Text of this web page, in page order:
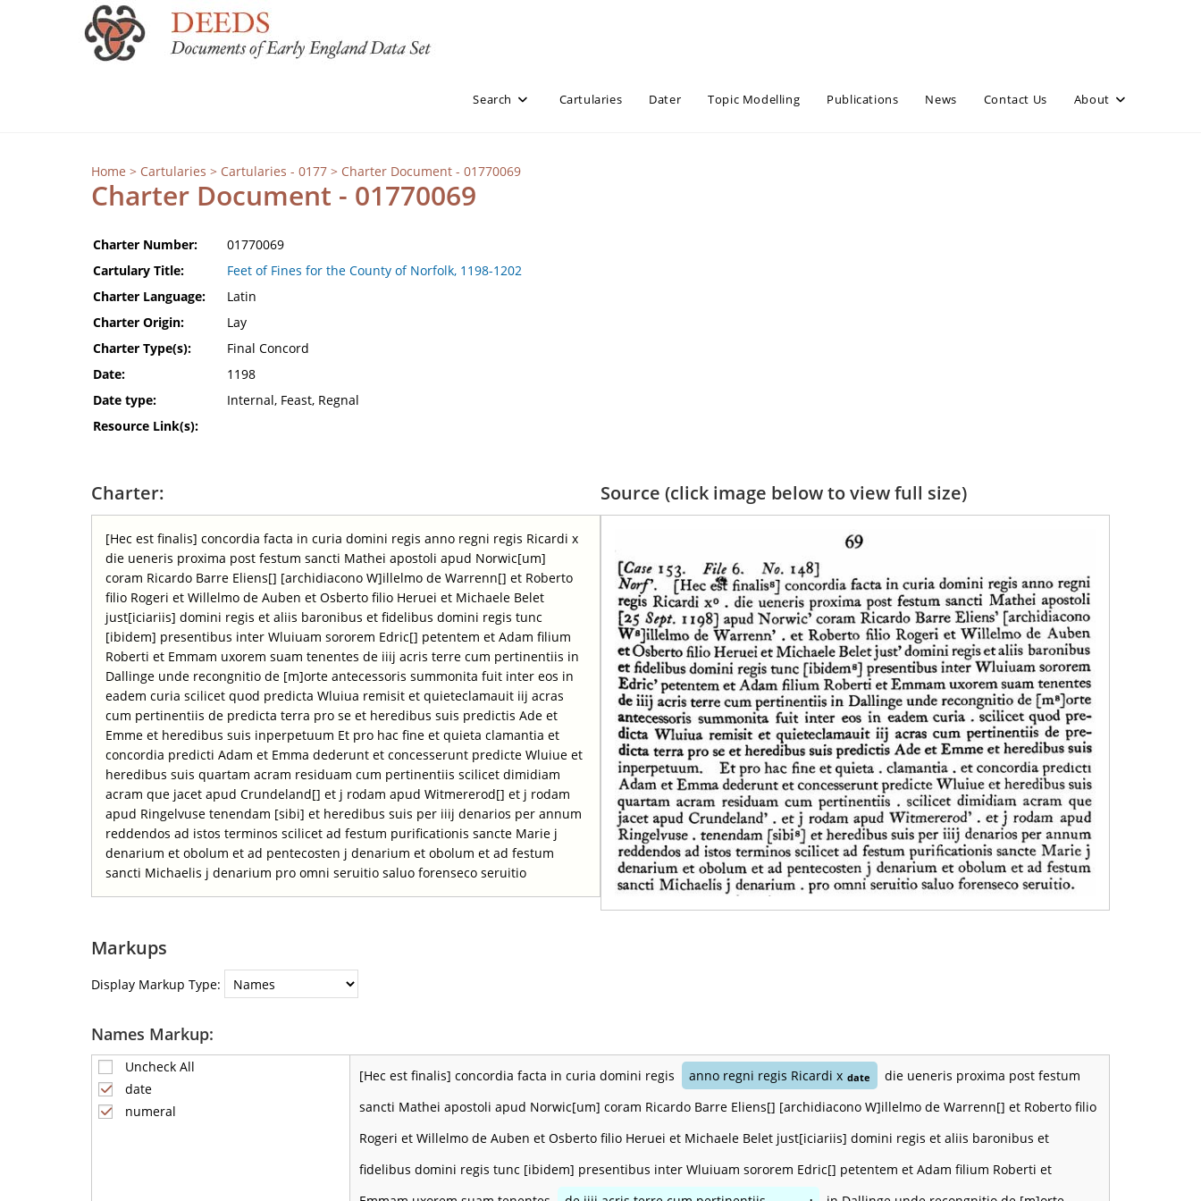
Search Cartularies Dater Topic Modelling Publications News Contact Us About
Home > Cartularies > Cartularies - 0177 > Charter Document - 01770069
Charter Document - 01770069
Charter Number:
01770069
Cartulary Title:
Feet of Fines for the County of Norfolk, 1198-1202
Charter Language:
Latin
Charter Origin:
Lay
Charter Type(s):
Final Concord
Date:
1198
Date type:
Internal, Feast, Regnal
Resource Link(s):
Charter:
[Hec est finalis] concordia facta in curia domini regis anno regni regis Ricardi x
die ueneris proxima post festum sancti Mathei apostoli apud Norwic[um]
coram Ricardo Barre Eliens[] [archidiacono W]illelmo de Warrenn[] et Roberto
filio Rogeri et Willelmo de Auben et Osberto filio Heruei et Michaele Belet
just[iciariis] domini regis et aliis baronibus et fidelibus domini regis tunc
[ibidem] presentibus inter Wluiuam sororem Edric[] petentem et Adam filium
Roberti et Emmam uxorem suam tenentes de iiij acris terre cum pertinentiis in
Dallinge unde recongnitio de [m]orte antecessoris summonita fuit inter eos in
eadem curia scilicet quod predicta Wluiua remisit et quieteclamauit iij acras
cum pertinentiis de predicta terra pro se et heredibus suis predictis Ade et
Emme et heredibus suis inperpetuum Et pro hac fine et quieta clamantia et
concordia predicti Adam et Emma dederunt et concesserunt predicte Wluiue et
heredibus suis quartam acram residuam cum pertinentiis scilicet dimidiam
acram que jacet apud Crundeland[] et j rodam apud Witmererod[] et j rodam
apud Ringelvuse tenendam [sibi] et heredibus suis per iiij denarios per annum
reddendos ad istos terminos scilicet ad festum purificationis sancte Marie j
denarium et obolum et ad pentecosten j denarium et obolum et ad festum
sancti Michaelis j denarium pro omni seruitio saluo forenseco seruitio
Source (click image below to view full size)
Markups
Display Markup Type:
Names Markup:
Uncheck All
date
numeral
[Hec est finalis] concordia facta in curia domini regis anno regni regis Ricardi x date
die ueneris proxima post festum
sancti Mathei apostoli apud Norwic[um] coram Ricardo Barre Eliens[] [archidiacono W]illelmo de Warrenn[] et Roberto filio
Rogeri et Willelmo de Auben et Osberto filio Heruei et Michaele Belet just[iciariis] domini regis et aliis baronibus et
fidelibus domini regis tunc [ibidem] presentibus inter Wluiuam sororem Edric[] petentem et Adam filium Roberti et